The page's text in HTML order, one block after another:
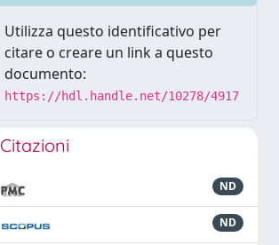
Utilizza questo identificativo per
citare o creare un link a questo
documento:
https://hdl.handle.net/10278/4917
Citazioni
ND
ND